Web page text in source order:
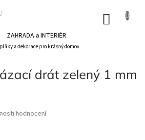
ZAHRADA a INTERIÉR
a dekorace pro krásný domov
drát zelený 1 mm
hodnocení